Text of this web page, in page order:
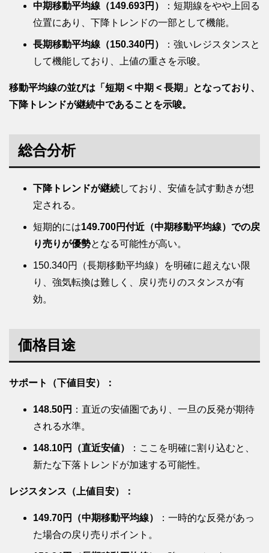
中期移動平均線（149.693円）
：短期線をやや上回る
位置にあり、下降トレンドの一部として機能。
長期移動平均線（150.340円）
：強いレジスタンスと
して機能しており、上値の重さを示唆。
移動平均線の並びは「短期 < 中期 < 長期」となっており、
下降トレンドが継続中であることを示唆。
総合分析
下降トレンドが継続しており、安値を試す動きが想
定される。
短期的には149.700円付近（中期移動平均線）での戻
り売りが優勢となる可能性が高い。
150.340円（長期移動平均線）を明確に超えない限
り、強気転換は難しく、戻り売りのスタンスが有
効。
価格目途
サポート（下値目安）：
148.50円 ：直近の安値圏であり、一旦の反発が期待
される水準。
148.10円（直近安値）
：ここを明確に割り込むと、
新たな下落トレンドが加速する可能性。
レジスタンス（上値目安）：
149.70円（中期移動平均線）
：一時的な反発があっ
た場合の戻り売りポイント。